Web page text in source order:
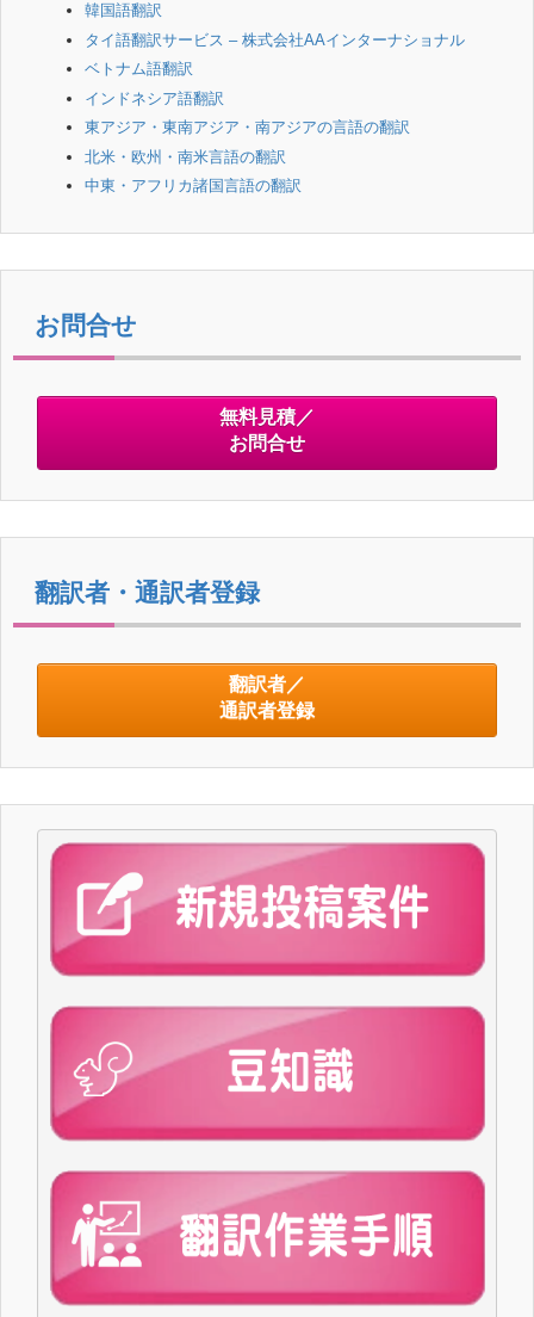
韓国語翻訳
タイ語翻訳サービス – 株式会社AAインターナショナル
ベトナム語翻訳
インドネシア語翻訳
東アジア・東南アジア・南アジアの言語の翻訳
北米・欧州・南米言語の翻訳
中東・アフリカ諸国言語の翻訳
お問合せ
無料見積／
お問合せ
翻訳者・通訳者登録
翻訳者／
通訳者登録